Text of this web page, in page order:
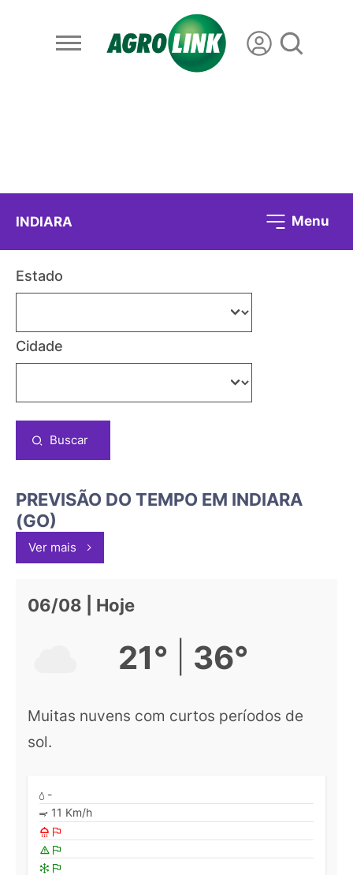
INDIARA Menu
Estado
Cidade
Buscar
PREVISÃO DO TEMPO EM INDIARA
(GO)
Ver mais
06/08 | Hoje
21° 36°
Muitas nuvens com curtos períodos de
sol.
-
11 Km/h